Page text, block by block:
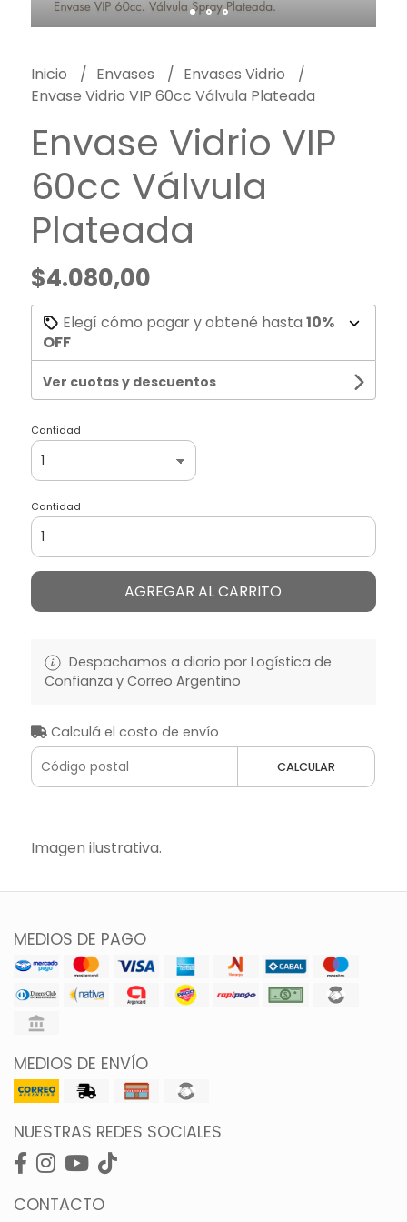
Inicio Envases
Envases Vidrio
Envase Vidrio VIP 60cc Válvula Plateada
Envase Vidrio VIP
60cc Válvula
Plateada
$4.080,00
Elegí cómo pagar y obtené hasta 10%
OFF
Ver cuotas y descuentos
Cantidad
Cantidad
AGREGAR AL CARRITO
Despachamos a diario por Logística de
Confianza y Correo Argentino
Calculá el costo de envío
CALCULAR
Imagen ilustrativa.
MEDIOS DE PAGO
MEDIOS DE ENVÍO
NUESTRAS REDES SOCIALES
CONTACTO